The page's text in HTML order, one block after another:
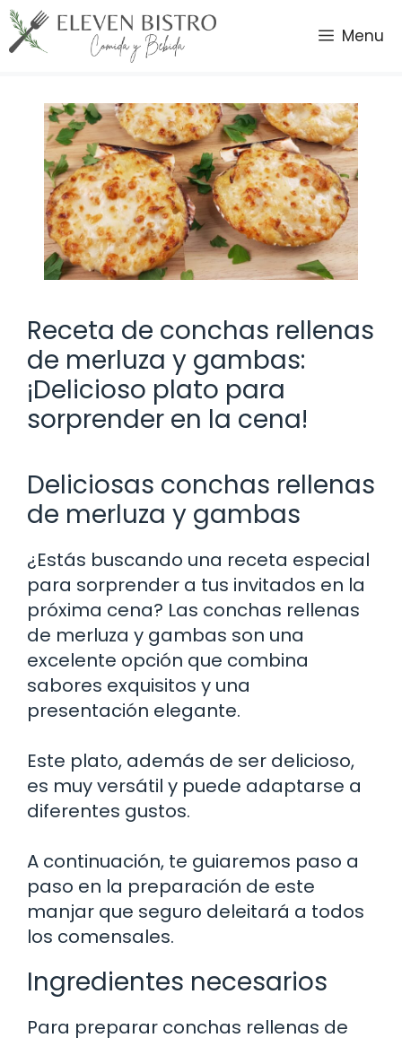
Saltar
al
contenido
Menu
Receta de conchas rellenas
de merluza y gambas:
¡Delicioso plato para
sorprender en la cena!
Deliciosas conchas rellenas
de merluza y gambas
¿Estás buscando una receta especial
para sorprender a tus invitados en la
próxima cena? Las conchas rellenas
de merluza y gambas son una
excelente opción que combina
sabores exquisitos y una
presentación elegante.
Este plato, además de ser delicioso,
es muy versátil y puede adaptarse a
diferentes gustos.
A continuación, te guiaremos paso a
paso en la preparación de este
manjar que seguro deleitará a todos
los comensales.
Ingredientes necesarios
Para preparar conchas rellenas de